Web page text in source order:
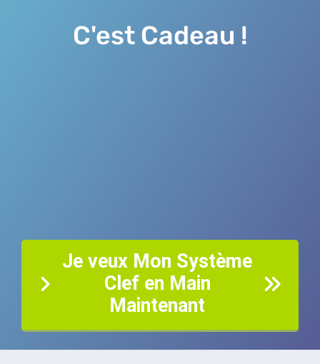
C'est Cadeau !
Je veux Mon Système
Clef en Main
Maintenant